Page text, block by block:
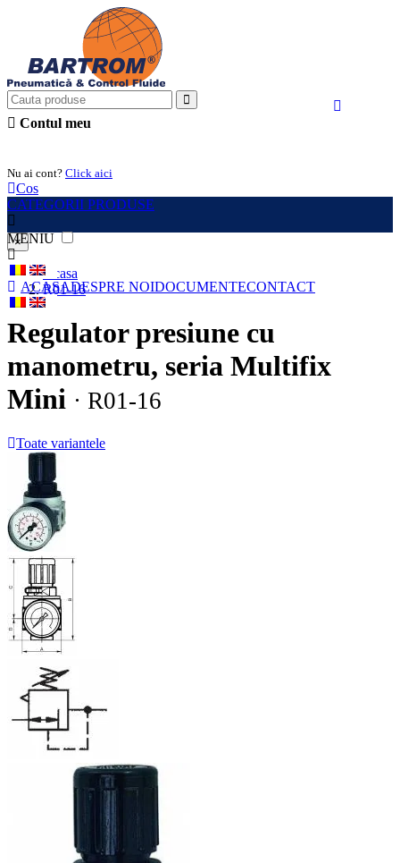
Contul meu
Nu ai cont? Click aici
Cos
CATEGORII PRODUSE
MENIU
ACASADESPRE NOIDOCUMENTECONTACT
×
Acasa
R01-16
Regulator presiune cu
manometru, seria Multifix
Mini · R01-16
Toate variantele